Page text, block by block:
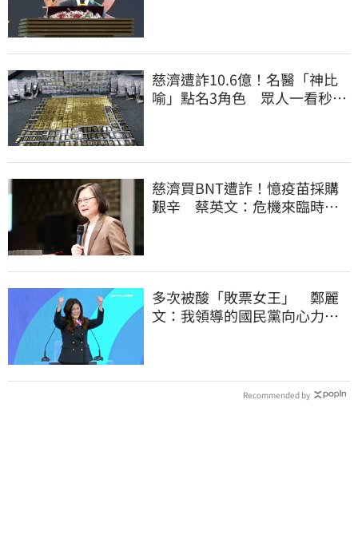
慈濟遭詐10.6億！名醫「神比
喻」點名3角色 眾人一看秒懂
慈濟買BNT遭詐！憶疫苗採購
艱辛 蔡英文：危機來臨時務
多次被酸「敗票女王」 鄭麗
文：我領導的國民黨向心力
Recommended by